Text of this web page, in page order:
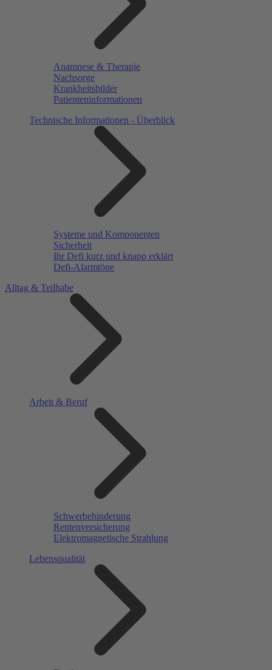
Anamnese & Therapie
Nachsorge
Krankheitsbilder
Patienteninformationen
Technische Informationen - Überblick
Systeme und Komponenten
Sicherheit
Ihr Defi kurz und knapp erklärt
Defi-Alarmtöne
Alltag & Teilhabe
Arbeit & Beruf
Schwerbehinderung
Rentenversicherung
Elektromagnetische Strahlung
Lebensqualität